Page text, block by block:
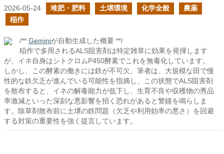
2026-05-24 堆肥・肥料 土壌環境 化学全般
農薬
稲作
/** Geminiが自動生成した概要 **/
稲作で多用されるALS阻害剤は特定雑草に効果を発揮します
が、イネ自身はシトクロムP450酵素でこれを無毒化しています。
しかし、この酵素の働きには鉄が不可欠。筆者は、大規模な田で慢
性的な鉄欠乏が進んでいる可能性を指摘し、この状態でALS阻害剤
を散布すると、イネの解毒能力が低下し、生育不良や収穫物の秀品
率激減といった深刻な悪影響を招く恐れがあると警鐘を鳴らしま
す。除草剤散布前に土壌の鉄問題（欠乏や利用効率の悪さ）を回避
する対策の重要性を強く提言しています。